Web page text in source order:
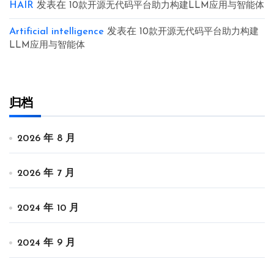
HAIR 发表在 10款开源无代码平台助力构建LLM应用与智能体
Artificial intelligence 发表在 10款开源无代码平台助力构建
LLM应用与智能体
归档
2026 年 8 月
2026 年 7 月
2024 年 10 月
2024 年 9 月